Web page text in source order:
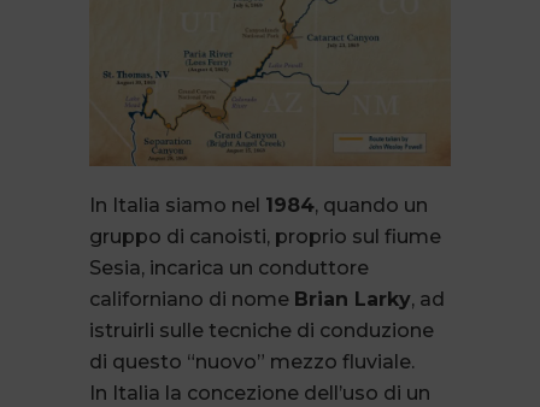
In Italia siamo nel 1984, quando un
gruppo di canoisti, proprio sul fiume
Sesia, incarica un conduttore
californiano di nome Brian Larky, ad
istruirli sulle tecniche di conduzione
di questo “nuovo” mezzo fluviale.
In Italia la concezione dell’uso di un